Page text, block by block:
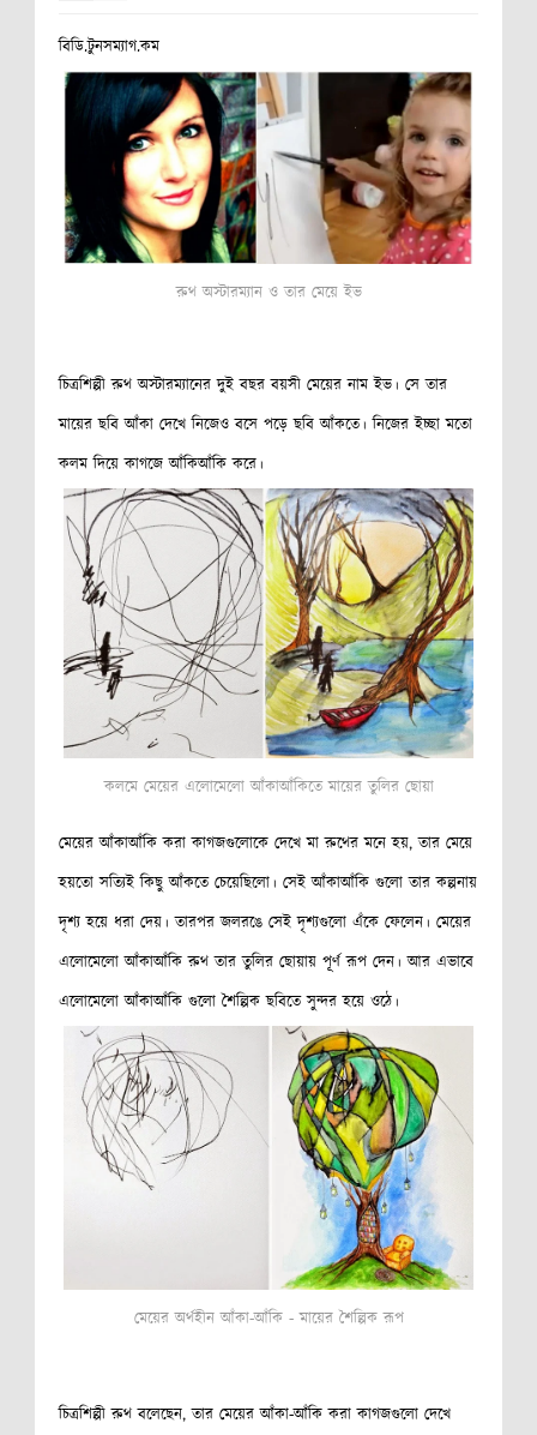
বিডি.টুনসম্যাগ.কম
রুথ অস্টারম্যান ও তার মেয়ে ইভ
চিত্রশিল্পী রুথ অস্টারম্যানের দুই বছর বয়সী মেয়ের নাম ইভ। সে তার
মায়ের ছবি আঁকা দেখে নিজেও বসে পড়ে ছবি আঁকতে। নিজের ইচ্ছা মতো
কলম দিয়ে কাগজে আঁকিআঁকি করে।
কলমে মেয়ের এলোমেলোআঁকাআঁকিতে মায়ের তুলির ছোয়া
মেয়ের আঁকাআঁকি করা কাগজগুলোকে দেখে মা রুথের মনে হয়, তার মেয়ে
হয়তো সত্যিই কিছু আঁকতে চেয়েছিলো। সেই আঁকাআঁকি গুলো তার কল্পনায়
দৃশ্য হয়ে ধরা দেয়। তারপর জলরঙে সেই দৃশ্যগুলো এঁকে ফেলেন। মেয়ের
এলোমেলো আঁকাআঁকি রুথ তার তুলির ছোয়ায় পূর্ণ রূপ দেন। আর এভাবে
এলোমেলো আঁকাআঁকি গুলো শৈল্পিক ছবিতে সুন্দর হয়ে ওঠে।
মেয়ের অর্থহীন আঁকা-আঁকি - মায়ের শৈল্পিক রূপ
চিত্রশিল্পী রুথ বলেছেন, তার মেয়ের আঁকা-আঁকি করা কাগজগুলো দেখে